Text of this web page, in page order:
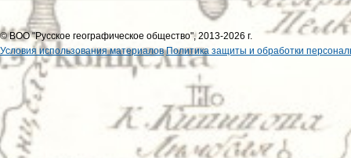
© ВОО "Русское географическое общество", 2013-2026 г.
Условия использования материалов Политика защиты и обработки